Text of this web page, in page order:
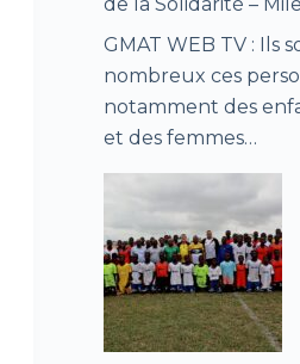
de la Solidarité –
GMAT WEB TV : Ils
nombreux ces
notamment des
et des femmes…